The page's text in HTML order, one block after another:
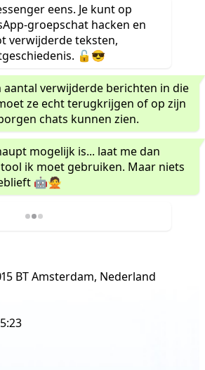
eens. Je kunt op
groepschat hacken en
verwijderde teksten,
🔓😎
aantal verwijderde berichten in die
ze echt terugkrijgen of op zijn
chats kunnen zien.
mogelijk is... laat me dan
ik moet gebruiken. Maar niets
🤖🙅
BT Amsterdam, Nederland